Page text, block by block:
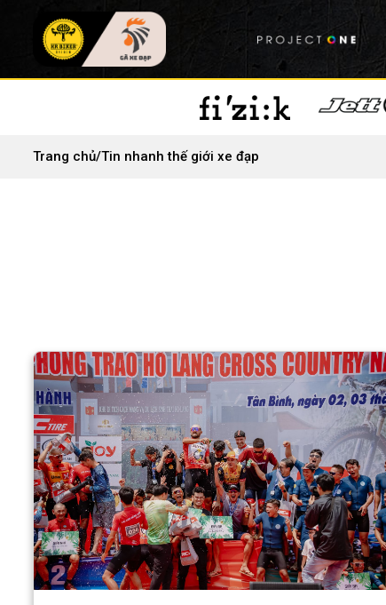
Trang chủ/Tin nhanh thế giới xe đạp